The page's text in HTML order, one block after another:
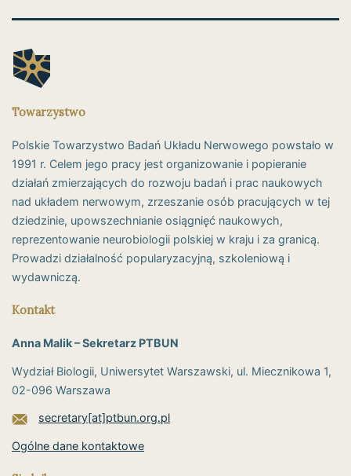
Towarzystwo
Polskie Towarzystwo Badań Układu Nerwowego powstało w
1991 r. Celem jego pracy jest organizowanie i popieranie
działań zmierzających do rozwoju badań i prac naukowych
nad układem nerwowym, zrzeszanie osób pracujących w tej
dziedzinie, upowszechnianie osiągnięć naukowych,
reprezentowanie neurobiologii polskiej w kraju i za granicą.
Prowadzi działalność popularyzacyjną, szkoleniową i
wydawniczą.
Kontakt
Anna Malik – Sekretarz PTBUN
Wydział Biologii, Uniwersytet Warszawski, ul. Miecznikowa 1,
02-096 Warszawa
secretary[at]ptbun.org.pl
Ogólne dane kontaktowe